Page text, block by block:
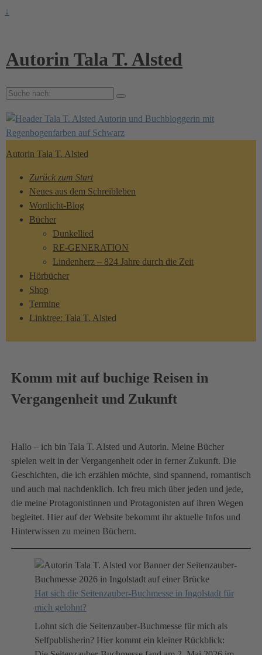
↓
Autorin Tala T. Alsted
Suche
Autorin Tala T. Alsted
Zurück zum Start
Neues aus dem Schreibleben
Wortlicht-Blog
Bücher
Dunkellied
RE-GENERATION
Lindenherz – 824 Jahre durch die Zeit
Hörbücher
Shop
Termine
Linktree: Tala T. Alsted
Komm mit auf buchige Reisen in
Vergangenheit und Zukunft
Hallo – ich bin Tala T. Alsted und Autorin. Meine Bücher
spielen weit in der Vergangenheit oder in ferner Zukunft. Die
Geschichten, die ich erzählen möchte, sind spannend, romantisch
und auch mal nachdenklich. Ich freu mich über jeden und jede,
die meine Protagonistinnen und Protagonisten auf ihren Wegen
begleitet. Hier auf der Website bekommt ihr aktuelle Infos und
Hinterwissen zu meinen Büchern.
Hat sich die Seitenzauber-Buchmesse in Ingolstadt für
mich gelohnt?
Lohnt sich die Seitenzauber-Buchmesse für mich als
Selfpublisherin? Hier kommt ein kleiner Rückblick: